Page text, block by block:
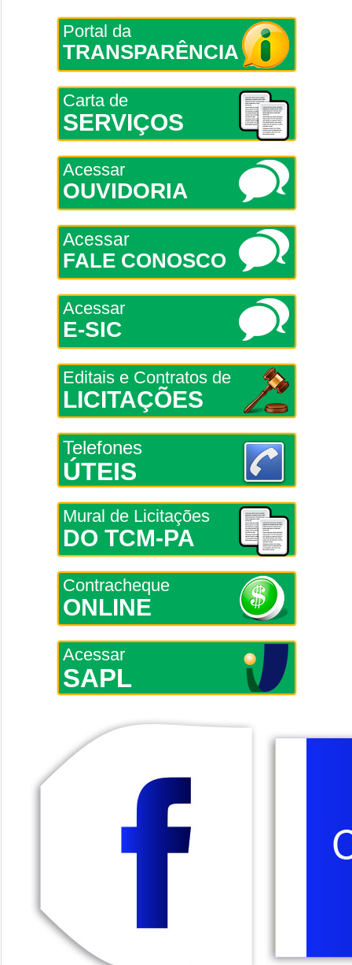
Portal da
TRANSPARÊNCIA
Carta de
SERVIÇOS
Acessar
OUVIDORIA
Acessar
FALE CONOSCO
Acessar
E-SIC
Editais e Contratos de
LICITAÇÕES
Telefones
ÚTEIS
Mural de Licitações
DO TCM-PA
Contracheque
ONLINE
Acessar
SAPL